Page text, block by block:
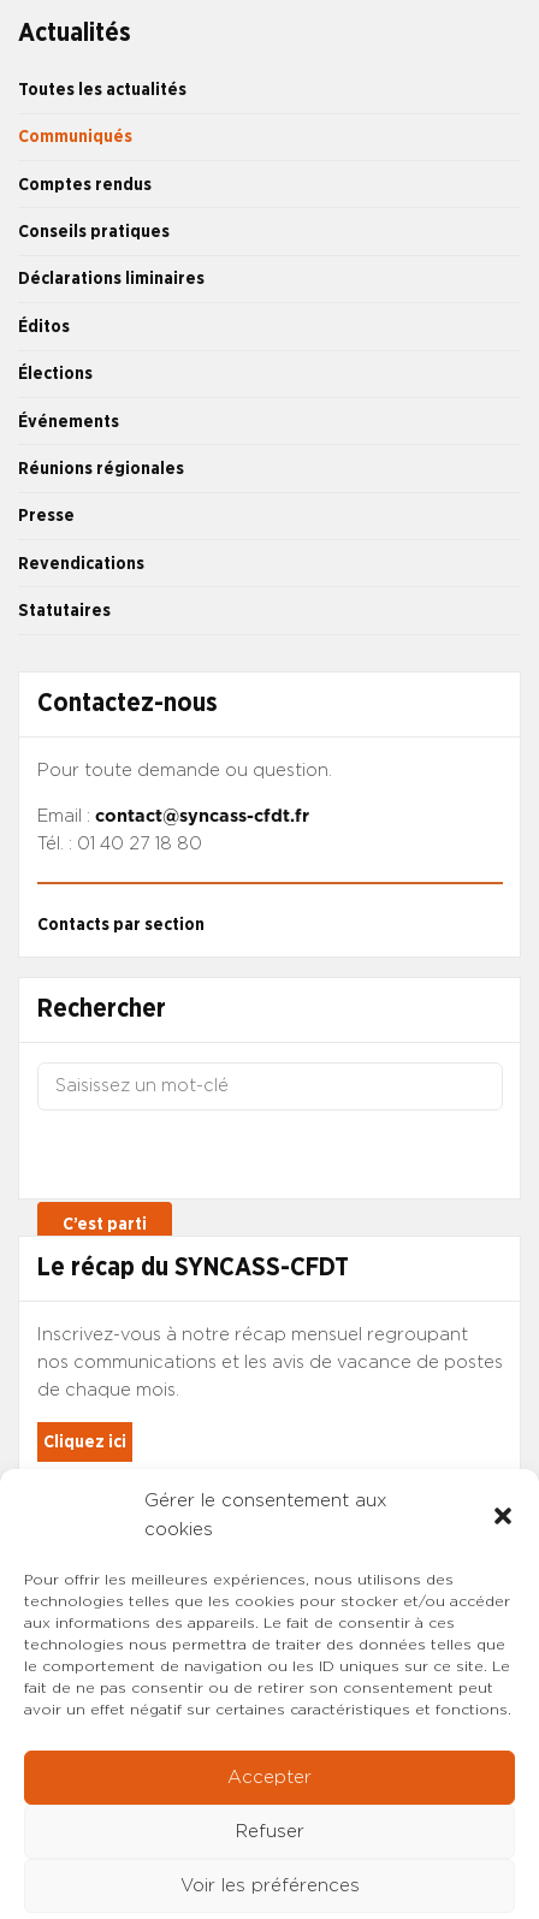
Gérer le consentement aux
cookies
Pour offrir les meilleures expériences, nous utilisons des
technologies telles que les cookies pour stocker et/ou accéder
aux informations des appareils. Le fait de consentir à ces
technologies nous permettra de traiter des données telles que
le comportement de navigation ou les ID uniques sur ce site. Le
fait de ne pas consentir ou de retirer son consentement peut
avoir un effet négatif sur certaines caractéristiques et fonctions.
Accepter
Refuser
Voir les préférences
Actualités
Toutes les actualités
Communiqués
Comptes rendus
Conseils pratiques
Déclarations liminaires
Éditos
Élections
Événements
Réunions régionales
Presse
Revendications
Statutaires
Contactez-nous
Pour toute demande ou question.
Email : contact@syncass-cfdt.fr
Tél. : 01 40 27 18 80
Contacts par section
Rechercher
Le récap du SYNCASS-CFDT
Inscrivez-vous à notre récap mensuel regroupant
nos communications et les avis de vacance de postes
de chaque mois.
Cliquez ici
Les adhérents du SYNCASS-CFDT
sont automatiquement inscrits.